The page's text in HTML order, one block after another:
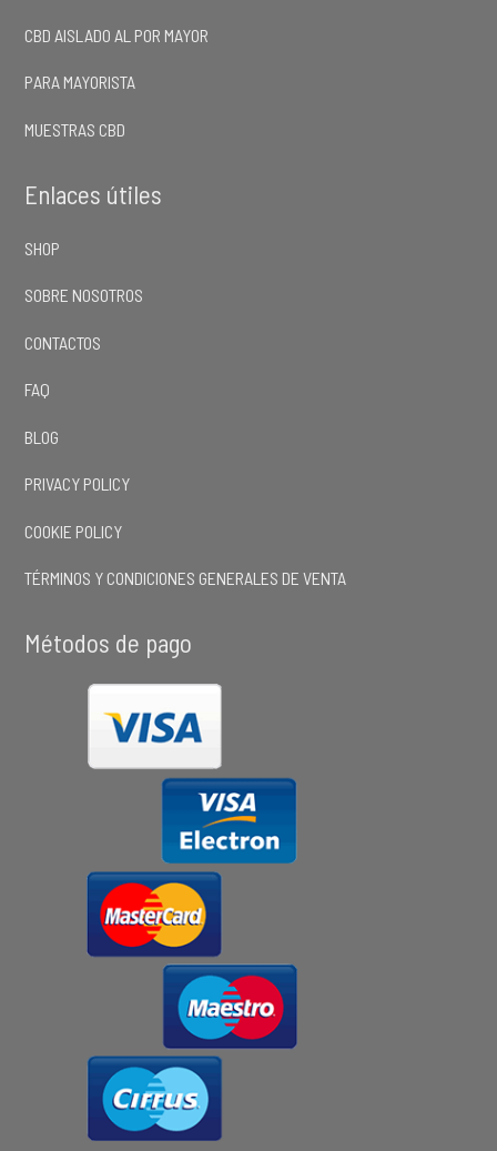
CBD AISLADO AL POR MAYOR
PARA MAYORISTA
MUESTRAS CBD
Enlaces útiles
SHOP
SOBRE NOSOTROS
CONTACTOS
FAQ
BLOG
PRIVACY POLICY
COOKIE POLICY
TÉRMINOS Y CONDICIONES GENERALES DE VENTA
Métodos de pago